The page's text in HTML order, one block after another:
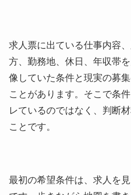
求人票に出ている仕事内容
方、勤務地、休日、年収帯
像していた条件と現実の募
ことがあります。そこで条
レているのではなく、判断
ことです。
最初の希望条件は、求人を